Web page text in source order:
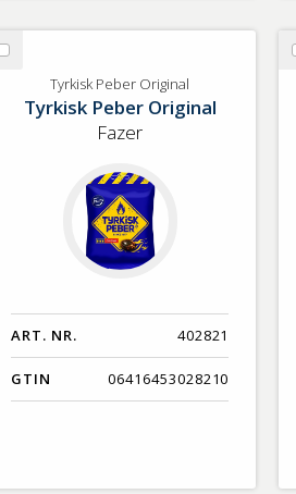
Välj
Tyrkisk
Peber
Tyrkisk Peber Original
Tyrkisk Peber Original
Fazer
ART. NR. 402821
GTIN 06416453028210